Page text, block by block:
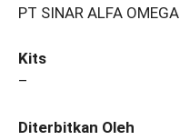
PT SINAR ALFA OMEGA
Kits
–
Diterbitkan Oleh